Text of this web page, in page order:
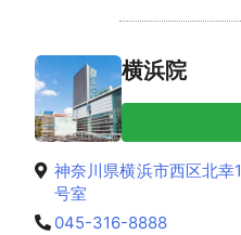
横浜院
神奈川県横浜市西区北
号室
045-316-8888